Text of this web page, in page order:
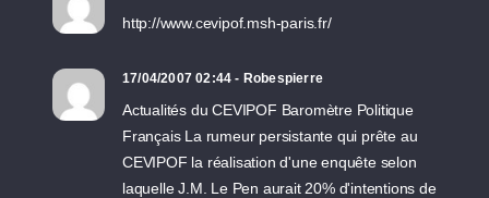
http://www.cevipof.msh-paris.fr/
17/04/2007 02:44 - Robespierre
Actualités du CEVIPOF Baromètre Politique
Français La rumeur persistante qui prête au
CEVIPOF la réalisation d'une enquête selon
laquelle J.M. Le Pen aurait 20% d'intentions de